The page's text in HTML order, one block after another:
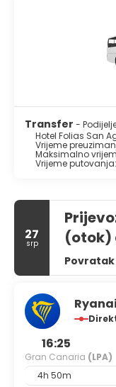
stovetops.
you connected,
for your
well as safes and
Relax with your
poolside bar.
8:30 AM to 10:30 AM
Featured
Transfer -
Hotel Folias San
Vrijeme
Maksimalno
Vrijeme
27
srp
(otok)
Povratak
16:25
Gran Canaria (LPA)
4h 50m